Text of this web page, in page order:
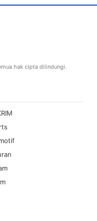
hak cipta dilindungi.